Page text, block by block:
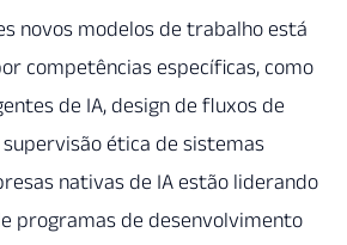
novos modelos de trabalho está
competências específicas, como
de IA, design de fluxos de
ética de sistemas
nativas de IA estão liderando
programas de desenvolvimento